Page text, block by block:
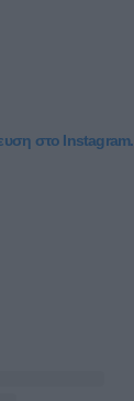
στο Instagram.